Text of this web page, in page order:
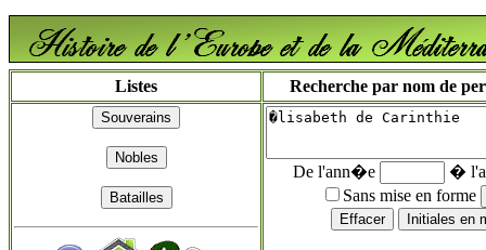
Listes Recherche par nom de
De l'ann�e
�
Sans mise en forme